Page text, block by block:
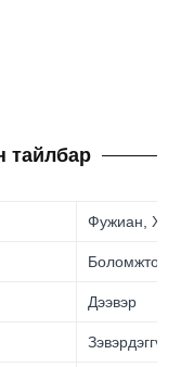
тайлбар
Фужиан,
Боломжтой
Дээвэр
Зэвэрдэггүй